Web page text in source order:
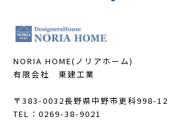
NORIA HOME(ノリアホーム)
有限会社 東建工業
〒383-0032長野県中野市更科998-12
TEL：0269-38-9021